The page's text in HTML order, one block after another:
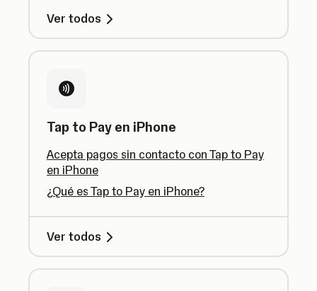
Ver todos
Tap to Pay en iPhone
Acepta pagos sin contacto con Tap to Pay
en iPhone
¿Qué es Tap to Pay en iPhone?
Ver todos